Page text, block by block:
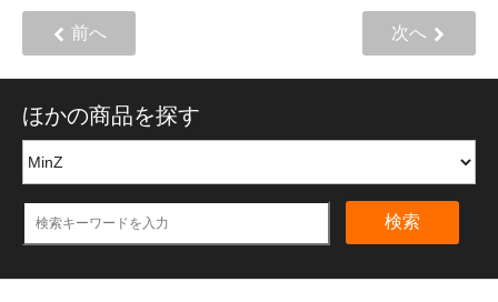
前へ 次へ
ほかの商品を探す
検索